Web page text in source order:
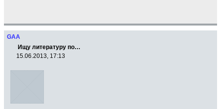
GAA
Ищу литературу по…
15.06.2013, 17:13